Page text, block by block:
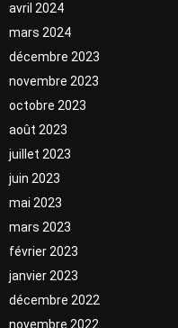
avril 2024
mars 2024
décembre 2023
novembre 2023
octobre 2023
août 2023
juillet 2023
juin 2023
mai 2023
mars 2023
février 2023
janvier 2023
décembre 2022
novembre 2022